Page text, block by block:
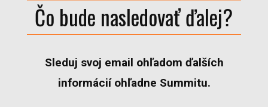
Čo bude nasledovať ďalej?
Sleduj svoj email ohľadom ďalších
informácií ohľadne Summitu.